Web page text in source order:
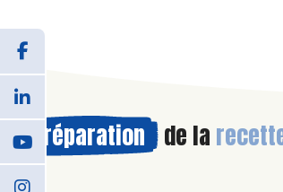
Préparation de la